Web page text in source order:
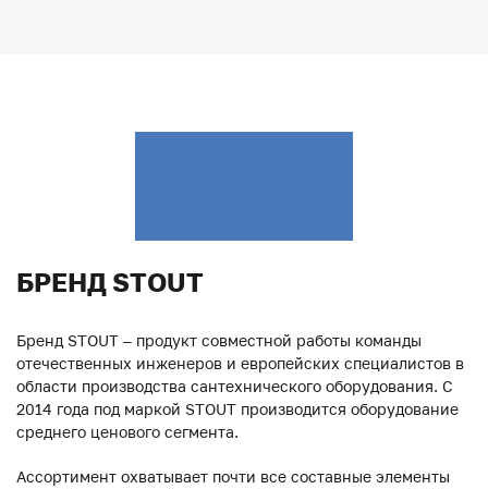
БРЕНД STOUT
Бренд STOUT – продукт совместной работы команды
отечественных инженеров и европейских специалистов в
области производства сантехнического оборудования. С
2014 года под маркой STOUT производится оборудование
среднего ценового сегмента.
Ассортимент охватывает почти все составные элементы